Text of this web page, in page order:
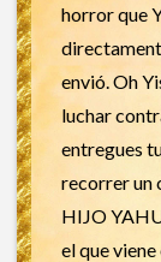
horror que
envió. Oh
luchar
entregues
recorrer un
HIJO
el que